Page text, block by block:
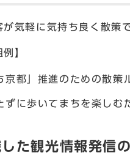
気軽に気持ち良く散策
】
京都」推進のための散策
ずに歩いてまちを楽し
た観光情報発信